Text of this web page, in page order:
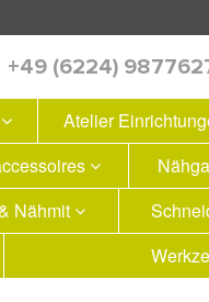
+49 (6224)
Atelier
Nähmit